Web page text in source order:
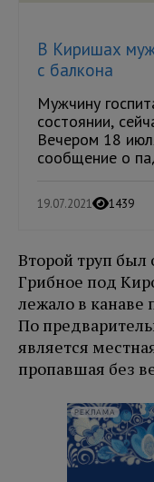
В Киришах
с балкона
Мужчину
состоянии,
Вечером 18
сообщение о
19.07.2021 1439
Второй труп был
Грибное под
лежало в канаве
По
является
пропавшая без
РЕКЛАМА